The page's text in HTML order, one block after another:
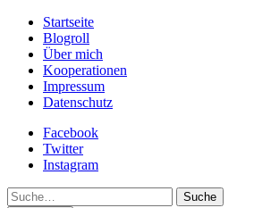
Startseite
Blogroll
Über mich
Kooperationen
Impressum
Datenschutz
Facebook
Twitter
Instagram
Suche